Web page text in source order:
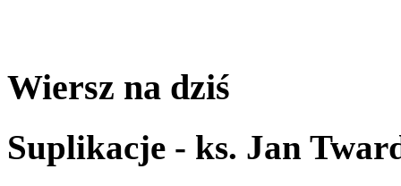
Wiersz na dziś
Suplikacje - ks. Jan